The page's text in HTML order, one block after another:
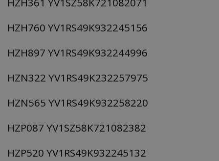
HZH760 YV1RS49K932245156
HZH897 YV1RS49K932244996
HZN322 YV1RS49K232257975
HZN565 YV1RS49K932258220
HZP087 YV1SZ58K721082382
HZP520 YV1RS49K932245132